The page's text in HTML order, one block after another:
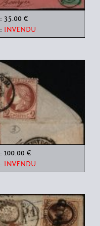
: 35.00 €
: INVENDU
: 100.00 €
: INVENDU